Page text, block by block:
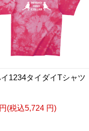
イ1234タイダイTシャツ
(税込5,724 円)